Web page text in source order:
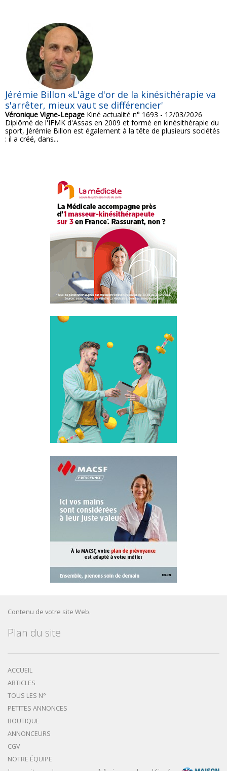
Jérémie Billon «L'âge d'or de la kinésithérapie va
s'arrêter, mieux vaut se différencier'
Véronique Vigne-Lepage Kiné actualité n° 1693 - 12/03/2026
Diplômé de l'IFMK d'Assas en 2009 et formé en kinésithérapie du
sport, Jérémie Billon est également à la tête de plusieurs sociétés
: il a créé, dans...
Contenu de votre site Web.
Plan du site
ACCUEIL
ARTICLES
TOUS LES N°
PETITES ANNONCES
BOUTIQUE
ANNONCEURS
CGV
NOTRE ÉQUIPE